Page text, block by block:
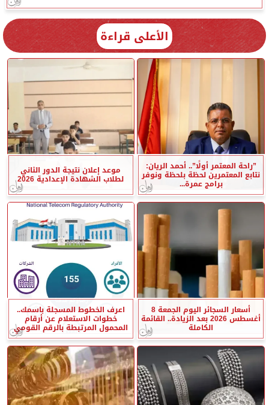
الأعلى قراءة
”راحة المعتمر أولًا”.. أحمد الريان:
نتابع المعتمرين لحظة بلحظة ونوفر
برامج عمرة...
موعد إعلان نتيجة الدور الثاني
لطلاب الشهادة الإعدادية 2026
أسعار السجائر اليوم الجمعة 8
أغسطس 2026 بعد الزيادة.. القائمة
الكاملة
اعرف الخطوط المسجلة باسمك..
خطوات الاستعلام عن أرقام
المحمول المرتبطة بالرقم القومي